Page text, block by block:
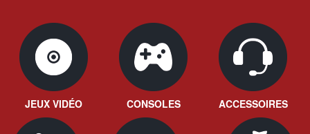
JEUX VIDÉO CONSOLES ACCESSOIRES